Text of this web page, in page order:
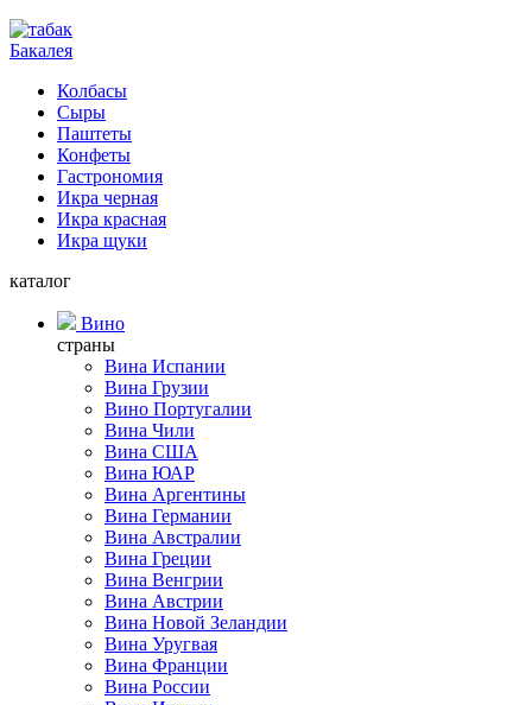
Бакалея
Колбасы
Сыры
Паштеты
Конфеты
Гастрономия
Икра черная
Икра красная
Икра щуки
каталог
Вино
страны
Вина Испании
Вина Грузии
Вино Португалии
Вина Чили
Вина США
Вина ЮАР
Вина Аргентины
Вина Германии
Вина Австралии
Вина Греции
Вина Венгрии
Вина Австрии
Вина Новой Зеландии
Вина Уругвая
Вина Франции
Вина России